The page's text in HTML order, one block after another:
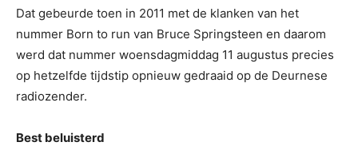
Dat gebeurde toen in 2011 met de klanken van het
nummer Born to run van Bruce Springsteen en daarom
werd dat nummer woensdagmiddag 11 augustus precies
op hetzelfde tijdstip opnieuw gedraaid op de Deurnese
radiozender.
Best beluisterd